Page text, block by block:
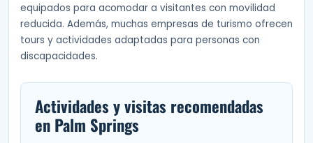
equipados para acomodar a visitantes con movilidad
reducida. Además, muchas empresas de turismo ofrecen
tours y actividades adaptadas para personas con
discapacidades.
Actividades y visitas recomendadas
en Palm Springs